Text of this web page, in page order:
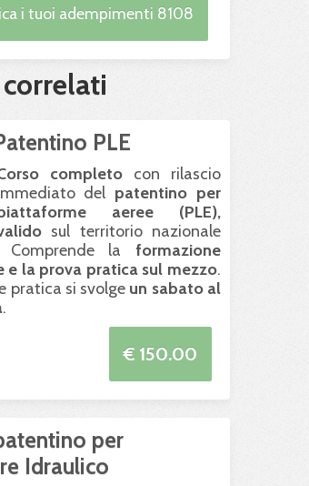
i tuoi adempimenti 8108
PLE
completocon rilascio
del patentino per
aeree (PLE),
sul territorio nazionale
Comprende la formazione
e la prova pratica sul mezzo.
pratica si svolge un sabato al
.
€ 150.00
per
Idraulico